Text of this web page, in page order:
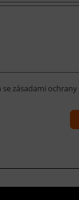
se zásadami ochrany